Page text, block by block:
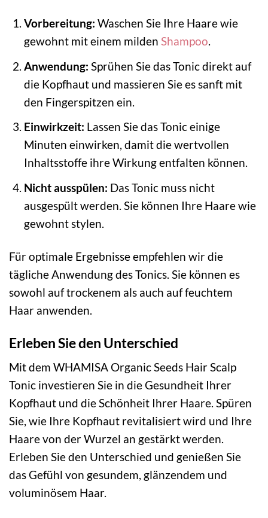
Vorbereitung: Waschen Sie Ihre Haare wie
gewohnt mit einem milden Shampoo.
Anwendung: Sprühen Sie das Tonic direkt auf
die Kopfhaut und massieren Sie es sanft mit
den Fingerspitzen ein.
Einwirkzeit: Lassen Sie das Tonic einige
Minuten einwirken, damit die wertvollen
Inhaltsstoffe ihre Wirkung entfalten können.
Nicht ausspülen: Das Tonic muss nicht
ausgespült werden. Sie können Ihre Haare wie
gewohnt stylen.
Für optimale Ergebnisse empfehlen wir die
tägliche Anwendung des Tonics. Sie können es
sowohl auf trockenem als auch auf feuchtem
Haar anwenden.
Erleben Sie den Unterschied
Mit dem WHAMISA Organic Seeds Hair Scalp
Tonic investieren Sie in die Gesundheit Ihrer
Kopfhaut und die Schönheit Ihrer Haare. Spüren
Sie, wie Ihre Kopfhaut revitalisiert wird und Ihre
Haare von der Wurzel an gestärkt werden.
Erleben Sie den Unterschied und genießen Sie
das Gefühl von gesundem, glänzendem und
voluminösem Haar.